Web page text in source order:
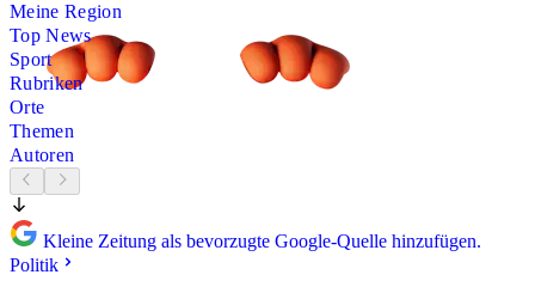
Meine Region
Top News
Sport
Rubriken
Orte
Themen
Autoren
Kleine Zeitung als bevorzugte Google-Quelle hinzufügen.
Politik